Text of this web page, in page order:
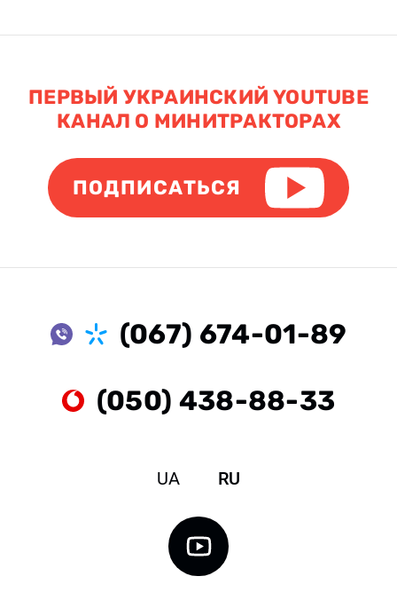
ПЕРВЫЙ УКРАИНСКИЙ YOUTUBE
КАНАЛ О МИНИТРАКТОРАХ
ПОДПИСАТЬСЯ
(067) 674-01-89
(050) 438-88-33
UA RU